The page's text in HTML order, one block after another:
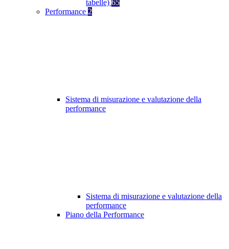
tabelle) 65
Performance 2
Sistema di misurazione e valutazione della
performance
Sistema di misurazione e valutazione della
performance
Piano della Performance